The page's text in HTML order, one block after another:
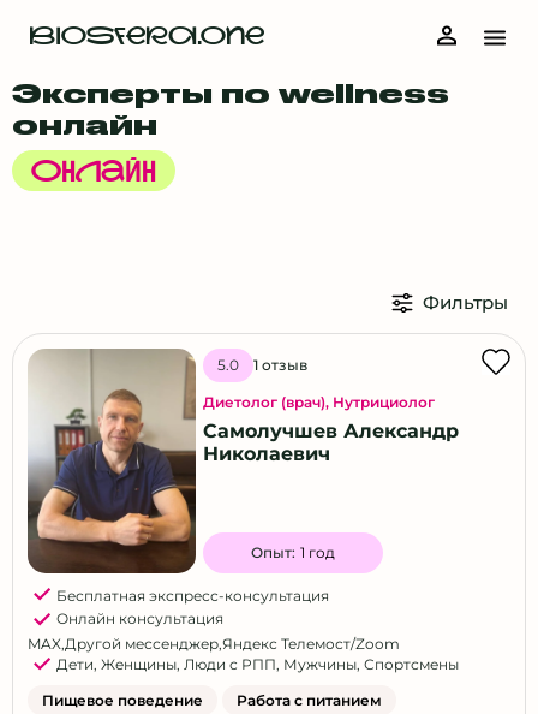
BIOSFERA.ONE
Эксперты по wellness
онлайн
Онлайн
Фильтры
5.0 1 отзыв
Диетолог (врач), Нутрициолог
Самолучшев Александр
Николаевич
Опыт: 1 год
Бесплатная экспресс-консультация
Онлайн консультация
MAX,Другой мессенджер,Яндекс Телемост/Zoom
Дети, Женщины, Люди с РПП, Мужчины, Спортсмены
Пищевое поведение
Работа с питанием